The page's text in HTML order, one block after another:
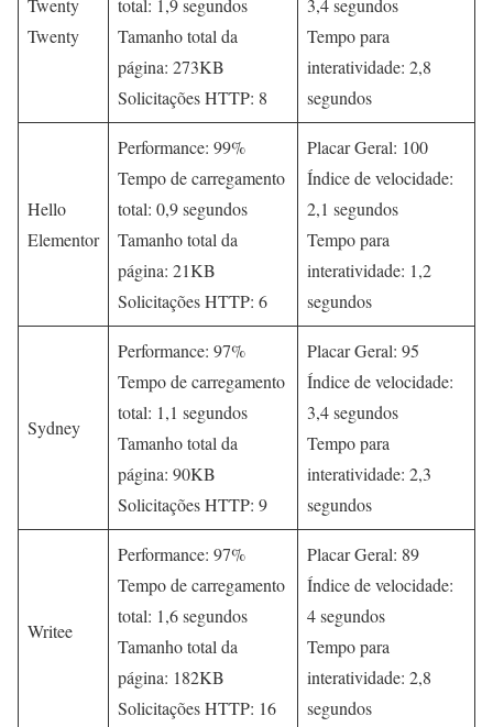
Twenty
Twenty
total: 1,9 segundos
Tamanho total da
página: 273KB
Solicitações HTTP: 8
3,4 segundos
Tempo para
interatividade: 2,8
segundos
Hello
Elementor
Performance: 99%
Tempo de carregamento
total: 0,9 segundos
Tamanho total da
página: 21KB
Solicitações HTTP: 6
Placar Geral: 100
Índice de velocidade:
2,1 segundos
Tempo para
interatividade: 1,2
segundos
Sydney
Performance: 97%
Tempo de carregamento
total: 1,1 segundos
Tamanho total da
página: 90KB
Solicitações HTTP: 9
Placar Geral: 95
Índice de velocidade:
3,4 segundos
Tempo para
interatividade: 2,3
segundos
Writee
Performance: 97%
Tempo de carregamento
total: 1,6 segundos
Tamanho total da
página: 182KB
Solicitações HTTP: 16
Placar Geral: 89
Índice de velocidade:
4 segundos
Tempo para
interatividade: 2,8
segundos